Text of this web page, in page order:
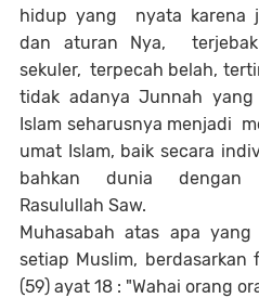
hidup yang nyata karena
dan aturan Nya,
sekuler, terpecah belah,
tidak adanya Junnah
Islam seharusnya menjadi
umat Islam, baik secara
bahkan dunia dengan
Rasulullah Saw.
Muhasabah atas apa
setiap Muslim, berdasarkan
(59) ayat 18 : "Wahai orang